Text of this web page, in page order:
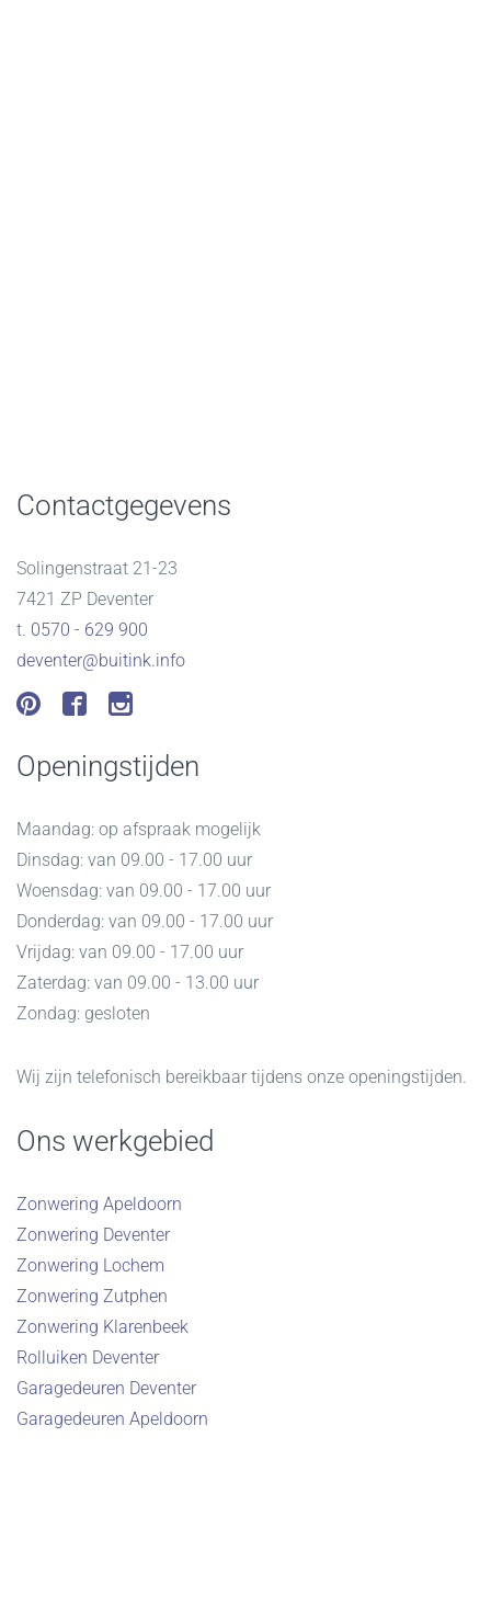
Contactgegevens
Solingenstraat 21-23
7421 ZP Deventer
t. 0570 - 629 900
deventer@buitink.info
Openingstijden
Maandag: op afspraak mogelijk
Dinsdag: van 09.00 - 17.00 uur
Woensdag: van 09.00 - 17.00 uur
Donderdag: van 09.00 - 17.00 uur
Vrijdag: van 09.00 - 17.00 uur
Zaterdag: van 09.00 - 13.00 uur
Zondag: gesloten
Wij zijn telefonisch bereikbaar tijdens onze openingstijden.
Ons werkgebied
Zonwering Apeldoorn
Zonwering Deventer
Zonwering Lochem
Zonwering Zutphen
Zonwering Klarenbeek
Rolluiken Deventer
Garagedeuren Deventer
Garagedeuren Apeldoorn